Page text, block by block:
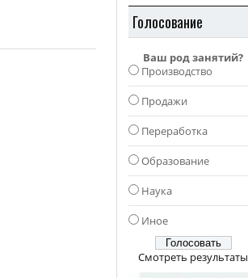
Голосование
Ваш род занятий?
Производство
Продажи
Переработка
Образование
Наука
Иное
Смотреть результаты